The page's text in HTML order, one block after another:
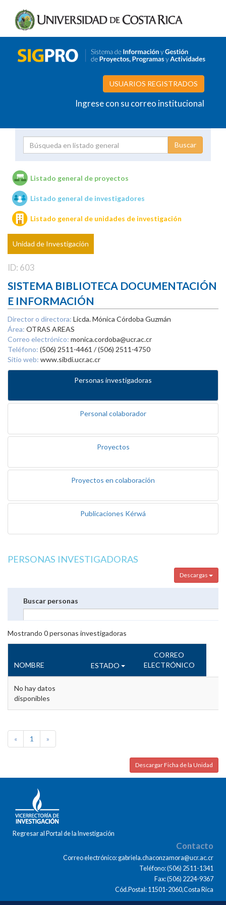
USUARIOS REGISTRADOS
Ingrese con su correo institucional
Unidades de investigación
Listado general de proyectos
Listado general de investigadores
Listado general de unidades de investigación
Unidad de Investigación
ID: 603
SISTEMA BIBLIOTECA DOCUMENTACIÓN
E INFORMACIÓN
Director o directora: Licda. Mónica Córdoba Guzmán
Área: OTRAS AREAS
Correo electrónico: monica.cordoba@ucr.ac.cr
Teléfono: (506) 2511-4461 / (506) 2511-4750
Sitio web: www.sibdi.ucr.ac.cr
Personas investigadoras
Personal colaborador
Proyectos
Proyectos en colaboración
Publicaciones Kérwá
PERSONAS INVESTIGADORAS
Descargas
Buscar personas
Mostrando 0personas investigadoras
NOMBRE ESTADO
CORREO
ELECTRÓNICO
No hay datos
disponibles
« 1 »
Descargar Ficha de la Unidad
Regresar al Portal de la Investigación
Contacto
Correo electrónico: gabriela.chaconzamora@ucr.ac.cr
Teléfono: (506) 2511-1341
Fax: (506) 2224-9367
Cód.Postal: 11501-2060,Costa Rica